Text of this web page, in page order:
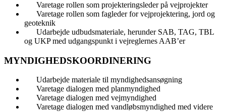
Varetage rollen som projekteringsleder på vejprojekter
Varetage rollen som fagleder for vejprojektering, jord og
geoteknik
Udarbejde udbudsmateriale, herunder SAB, TAG, TBL
og UKP med udgangspunkt i vejreglernes AAB’er
MYNDIGHEDSKOORDINERING
Udarbejde materiale til myndighedsansøgning
Varetage dialogen med planmyndighed
Varetage dialogen med vejmyndighed
Varetage dialogen med vandløbsmyndighed med videre